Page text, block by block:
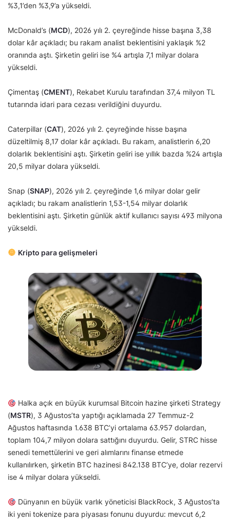
%3,1’den %3,9’a yükseldi.
McDonald’s (MCD), 2026 yılı 2. çeyreğinde hisse başına 3,38
dolar kâr açıkladı; bu rakam analist beklentisini yaklaşık %2
oranında aştı. Şirketin geliri ise %4 artışla 7,1 milyar dolara
yükseldi.
Çimentaş (CMENT), Rekabet Kurulu tarafından 37,4 milyon TL
tutarında idari para cezası verildiğini duyurdu.
Caterpillar (CAT), 2026 yılı 2. çeyreğinde hisse başına
düzeltilmiş 8,17 dolar kâr açıkladı. Bu rakam, analistlerin 6,20
dolarlık beklentisini aştı. Şirketin geliri ise yıllık bazda %24 artışla
20,5 milyar dolara yükseldi.
Snap (SNAP), 2026 yılı 2. çeyreğinde 1,6 milyar dolar gelir
açıkladı; bu rakam analistlerin 1,53-1,54 milyar dolarlık
beklentisini aştı. Şirketin günlük aktif kullanıcı sayısı 493 milyona
yükseldi.
Kripto para gelişmeleri
Halka açık en büyük kurumsal Bitcoin hazine şirketi Strategy
(MSTR), 3 Ağustos’ta yaptığı açıklamada 27 Temmuz-2
Ağustos haftasında 1.638 BTC’yi ortalama 63.957 dolardan,
toplam 104,7 milyon dolara sattığını duyurdu. Gelir, STRC hisse
senedi temettülerini ve geri alımlarını finanse etmede
kullanılırken, şirketin BTC hazinesi 842.138 BTC’ye, dolar rezervi
ise 4 milyar dolara yükseldi.
Dünyanın en büyük varlık yöneticisi BlackRock, 3 Ağustos’ta
iki yeni tokenize para piyasası fonunu duyurdu: mevcut 6,2